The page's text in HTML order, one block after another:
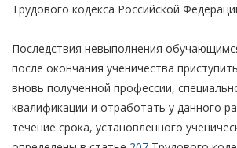
Трудового кодекса Российской
Последствия невыполнения
после окончания ученичества
вновь полученной профессии,
квалификации и отработать у данного
течение срока, установленного